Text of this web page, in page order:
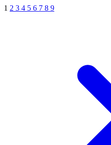
1 2 3 4 5 6 7 8 9